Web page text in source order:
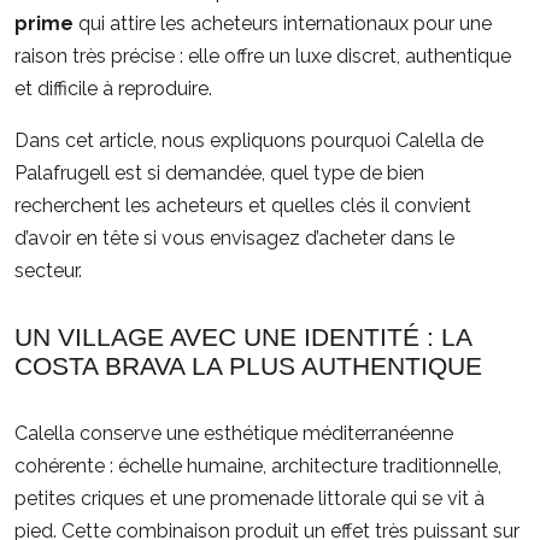
prime qui attire les acheteurs internationaux pour une
raison très précise : elle offre un luxe discret, authentique
et difficile à reproduire.
Dans cet article, nous expliquons pourquoi Calella de
Palafrugell est si demandée, quel type de bien
recherchent les acheteurs et quelles clés il convient
d’avoir en tête si vous envisagez d’acheter dans le
secteur.
UN VILLAGE AVEC UNE IDENTITÉ : LA
COSTA BRAVA LA PLUS AUTHENTIQUE
Calella conserve une esthétique méditerranéenne
cohérente : échelle humaine, architecture traditionnelle,
petites criques et une promenade littorale qui se vit à
pied. Cette combinaison produit un effet très puissant sur